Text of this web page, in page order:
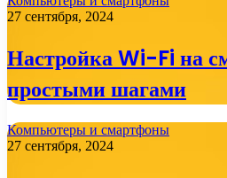
27 сентября, 2024
Настройка Wi-Fi на
простыми шагами
Компьютеры и смартфоны
27 сентября, 2024